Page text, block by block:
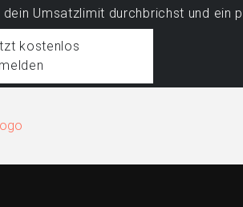
Umsatzlimit durchbrichst und ein
kostenlos